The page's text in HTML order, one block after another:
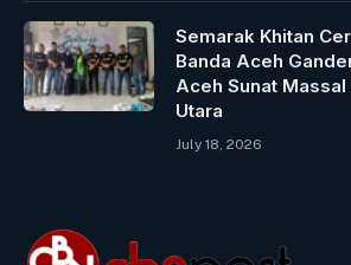
Semarak Khitan
Banda Aceh
Aceh Sunat
Utara
July 18, 2026